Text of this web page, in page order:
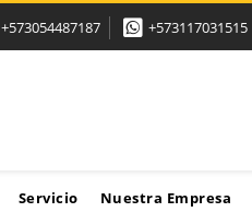
+573054487187 +573117031515
Servicio Nuestra Empresa